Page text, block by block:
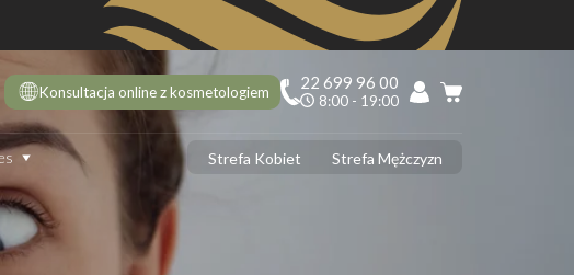
Konsultacja online z kosmetologiem 22 699 96 00
8:00 - 19:00
10 ciekawostek na 10 urodziny Depilacja.pl, o których mogłaś nie
Strefa Kobiet Strefa Mężczyzn